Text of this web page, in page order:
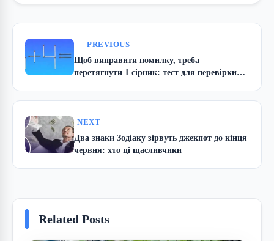
PREVIOUS
Щоб виправити помилку, треба
перетягнути 1 сірник: тест для перевірки
NEXT
Два знаки Зодіаку зірвуть джекпот до кінця
червня: хто ці щасливчики
Related Posts